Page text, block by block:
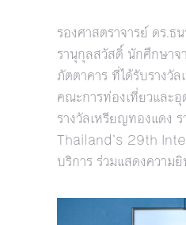
รองศาสตราจารย์ ดร.
รานุกุลสวัสดิ์ นักศึกษาจ
ภัตตาคาร ที่ได้รับราง
คณะการท่องเที่ยวและ
รางวัลเหรียญทองแดง
Thailand’s 29th
บริการ ร่วมแสดงควา